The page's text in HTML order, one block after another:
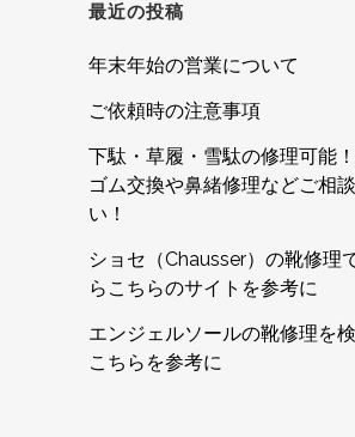
最近の投稿
年末年始の営業について
ご依頼時の注意事項
下駄・草履・雪駄の修理可能
ゴム交換や鼻緒修理などご相
い！
ショセ（Chausser）の靴修理
らこちらのサイトを参考に
エンジェルソールの靴修理を
こちらを参考に